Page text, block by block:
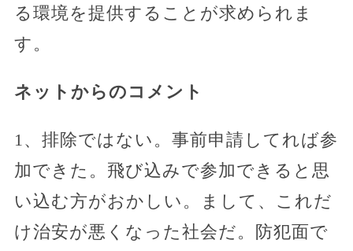
る環境を提供することが求められま
す。
ネットからのコメント
1、排除ではない。事前申請してれば参
加できた。飛び込みで参加できると思
い込む方がおかしい。まして、これだ
け治安が悪くなった社会だ。防犯面で